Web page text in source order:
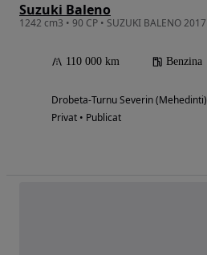
Suzuki Baleno
110 000 km Benzina
Drobeta-Turnu Severin (Mehedinti)
Privat • Publicat